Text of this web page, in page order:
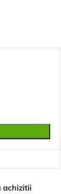
achizitii